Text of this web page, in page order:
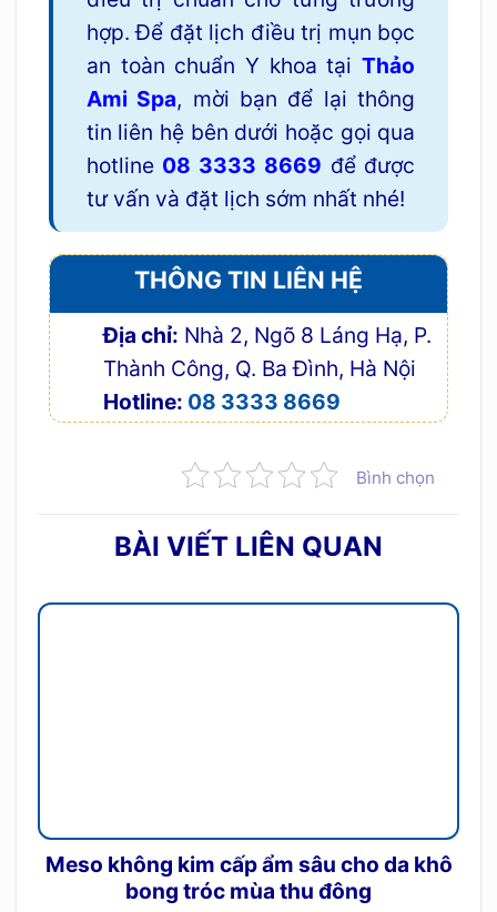
hợp. Để đặt lịch điều trị mụn bọc
an toàn chuẩn Y khoa tạiThảo
Ami Spa, mời bạn để lại thông
tin liên hệ bên dưới hoặc gọi qua
hotline 08 3333 8669 để được
tư vấn và đặt lịch sớm nhất nhé!
THÔNG TIN LIÊN HỆ
Địa chỉ: Nhà 2, Ngõ 8 Láng Hạ, P.
Thành Công, Q. Ba Đình, Hà Nội
Hotline: 08 3333 8669
Bình chọn
BÀI VIẾT LIÊN QUAN
Meso không kim cấp ẩm sâu cho da khô
bong tróc mùa thu đông